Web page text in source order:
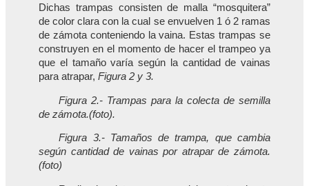
Dichas trampas consisten de malla “mosquitera”
de color clara con la cual se envuelven 1 ó 2 ramas
de zámota conteniendo la vaina. Estas trampas se
construyen en el momento de hacer el trampeo ya
que el tamaño varía según la cantidad de vainas
para atrapar, Figura 2 y 3.
Figura 2.- Trampas para la colecta de semilla
de zámota.(foto).
Figura 3.- Tamaños de trampa, que cambia
según cantidad de vainas por atrapar de zámota.
(foto)